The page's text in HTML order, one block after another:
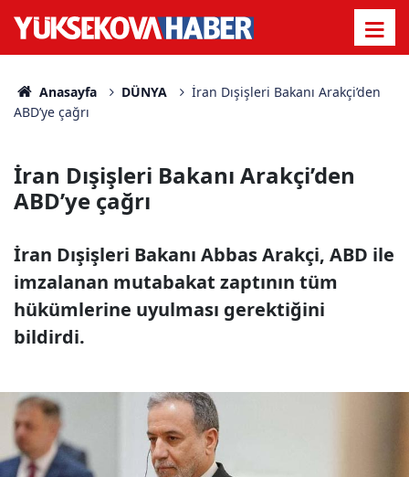
Anasayfa DÜNYA
İran Dışişleri Bakanı Arakçi’den
ABD’ye çağrı
İran Dışişleri Bakanı Arakçi’den
ABD’ye çağrı
İran Dışişleri Bakanı Abbas Arakçi, ABD ile
imzalanan mutabakat zaptının tüm
hükümlerine uyulması gerektiğini
bildirdi.